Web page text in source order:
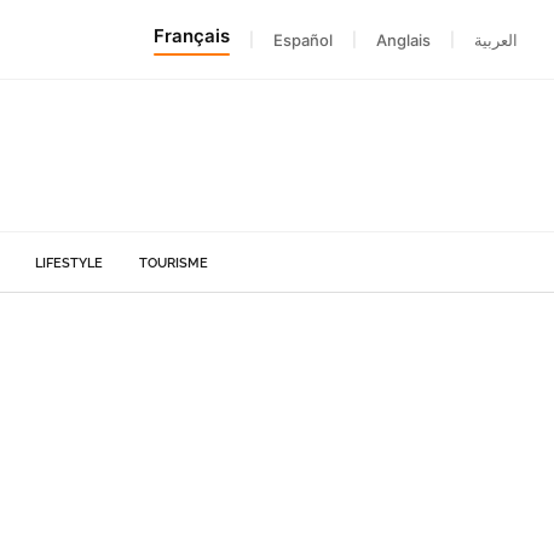
Français Español Anglais العربية
LIFESTYLE TOURISME